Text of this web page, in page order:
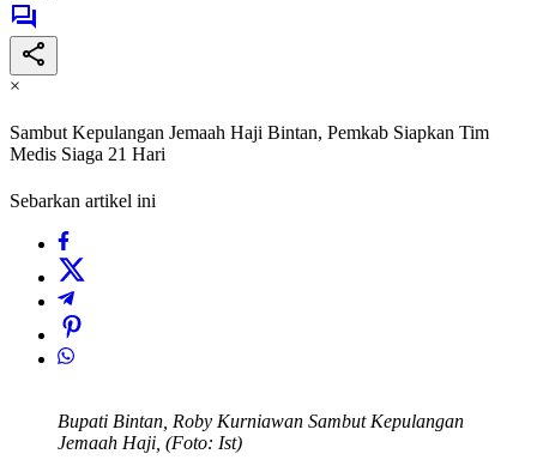
×
Sambut Kepulangan Jemaah Haji Bintan, Pemkab Siapkan Tim
Medis Siaga 21 Hari
Sebarkan artikel ini
Bupati Bintan, Roby Kurniawan Sambut Kepulangan
Jemaah Haji, (Foto: Ist)